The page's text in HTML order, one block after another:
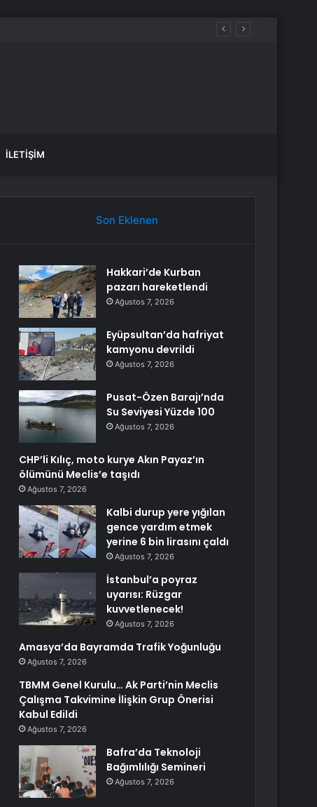
İLETIŞIM
Son Eklenen
Hakkari’de Kurban
pazarı hareketlendi
Ağustos 7, 2026
Eyüpsultan’da hafriyat
kamyonu devrildi
Ağustos 7, 2026
Pusat-Özen Barajı’nda
Su Seviyesi Yüzde 100
Ağustos 7, 2026
CHP’li Kılıç, moto kurye Akın Payaz’ın
ölümünü Meclis’e taşıdı
Ağustos 7, 2026
Kalbi durup yere yığılan
gence yardım etmek
yerine 6 bin lirasını çaldı
Ağustos 7, 2026
İstanbul’a poyraz
uyarısı: Rüzgar
kuvvetlenecek!
Ağustos 7, 2026
Amasya’da Bayramda Trafik Yoğunluğu
Ağustos 7, 2026
TBMM Genel Kurulu… Ak Parti’nin Meclis
Çalışma Takvimine İlişkin Grup Önerisi
Kabul Edildi
Ağustos 7, 2026
Bafra’da Teknoloji
Bağımlılığı Semineri
Ağustos 7, 2026